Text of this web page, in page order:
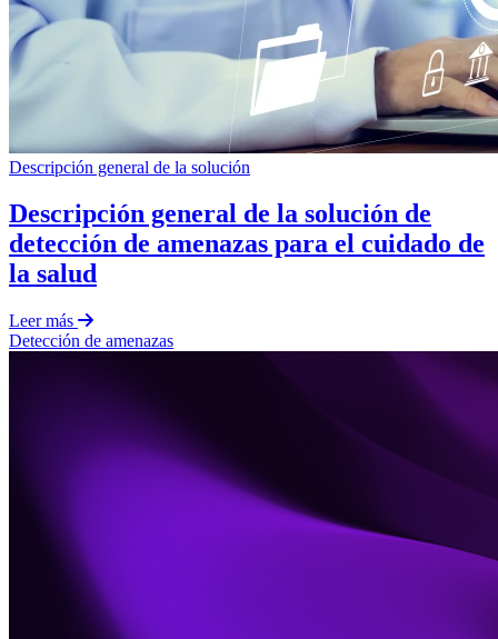
Descripción general de la solución
Descripción general de la solución de
detección de amenazas para el cuidado de
la salud
Leer más
Detección de amenazas